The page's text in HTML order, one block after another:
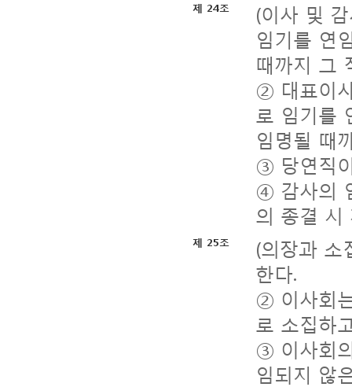
제 24조
(이사 및
임기를 연
때까지 그
② 대표이
로 임기를
임명될 때
③ 당연직
④ 감사의
의 종결 시
제 25조
(의장과
한다.
② 이사회
로 소집하
③ 이사회
임되지 않